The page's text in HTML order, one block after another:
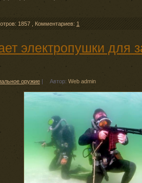
1857 Комментариев: 1
электропушки для
оружие | Автор: Web admin